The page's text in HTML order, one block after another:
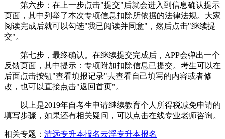
第六步：在上一步点击"提交"后就会进入到信息确认提示
页面，其中列举了本次专项信息扣除所依据的法律法规。大家
阅读完成后就可以勾选"我已阅读并同意"，然后点击"继续提
交"。
第七步，最终确认。在继续提交完成后，APP会弹出一个
反馈页面，其中提示：专项附加扣除信息已提交。考生可以在
后面点击按钮"查看填报记录"去查看自己填写的内容或者修
改，也可以直接点击"返回首页"。
以上是2019年自考生申请继续教育个人所得税减免申请的
填写步骤，如果还有相关疑问，可以点击在线专业老师咨询。
相关专题： 清远专升本报名云浮专升本报名